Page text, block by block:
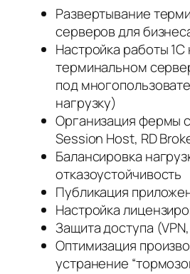
Развертывание
серверов для
Настройка работы 1С
терминальном
под
нагрузку)
Организация фермы
Session Host, RD
Балансировка
отказоустойчивость
Публикация
Настройка
Защита доступа
Оптимизация
устранение